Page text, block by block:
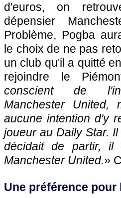
d'euros, on
dépensier
Problème, Pogba
le choix de ne pas
un club qu'il a quitté
rejoindre le
conscient de
Manchester United,
aucune intention d'y
joueur au Daily Star.
décidait de partir, il
Manchester United.»
Une préférence pour